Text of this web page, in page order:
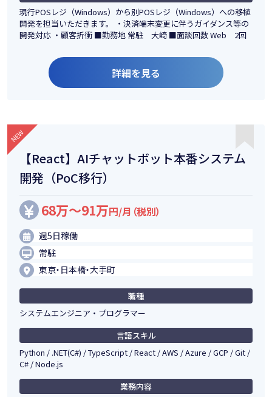
現行POSレジ（Windows）から別POSレジ（Windows）への移植
開発を担当いただきます。 ・決済端末変更に伴うガイダンス等の
開発対応 ・顧客折衝 ■勤務地 常駐 大崎 ■面談回数 Web 2回
詳細を見る
【React】AIチャットボット本番システム
開発（PoC移行）
68万～91万円/月（税別）
週5日稼働
常駐
東京・日本橋・大手町
職種
システムエンジニア・プログラマー
言語スキル
Python / .NET(C#) / TypeScript / React / AWS / Azure / GCP / Git /
C# / Node.js
業務内容